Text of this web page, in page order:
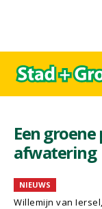
Een
afwatering
NIEUWS
Willemijn van Iersel